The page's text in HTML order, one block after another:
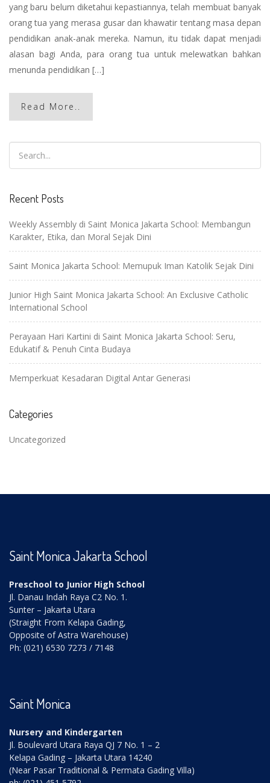
yang baru belum diketahui kepastiannya, telah membuat banyak
orang tua yang merasa gusar dan khawatir tentang masa depan
pendidikan anak-anak mereka. Namun, itu tidak dapat menjadi
alasan bagi Anda, para orang tua untuk melewatkan bahkan
menunda pendidikan […]
Read More..
Recent Posts
Weekly Assembly di Saint Monica Jakarta School: Membangun
Karakter, Etika, dan Moral Sejak Dini
Saint Monica Jakarta School: Memupuk Iman Katolik Sejak Dini
Junior High Saint Monica Jakarta School: An Exclusive Catholic
International School
Perayaan Hari Kartini di Saint Monica Jakarta School: Seru,
Edukatif & Penuh Cinta Budaya
Memperkuat Kesadaran Digital Antar Generasi
Categories
Uncategorized
Saint Monica Jakarta School
Preschool to Junior High School
Jl. Danau Indah Raya C2 No. 1.
Sunter – Jakarta Utara
(Straight From Kelapa Gading,
Opposite of Astra Warehouse)
Ph: (021) 6530 7273 / 7148
Saint Monica
Nursery and Kindergarten
Jl. Boulevard Utara Raya QJ 7 No. 1 – 2
Kelapa Gading – Jakarta Utara 14240
(Near Pasar Traditional & Permata Gading Villa)